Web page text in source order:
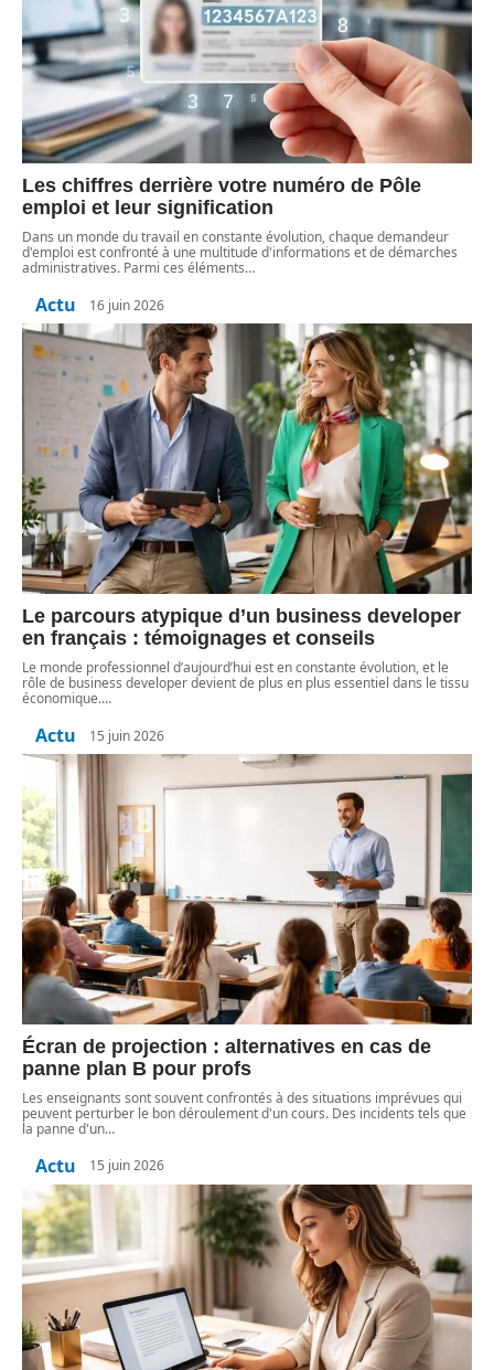
Les chiffres derrière votre numéro de Pôle
emploi et leur signification
Dans un monde du travail en constante évolution, chaque demandeur
d'emploi est confronté à une multitude d'informations et de démarches
administratives. Parmi ces éléments…
Actu 16 juin 2026
Le parcours atypique d’un business developer
en français : témoignages et conseils
Le monde professionnel d’aujourd’hui est en constante évolution, et le
rôle de business developer devient de plus en plus essentiel dans le tissu
économique.…
Actu 15 juin 2026
Écran de projection : alternatives en cas de
panne plan B pour profs
Les enseignants sont souvent confrontés à des situations imprévues qui
peuvent perturber le bon déroulement d'un cours. Des incidents tels que
la panne d'un…
Actu 15 juin 2026